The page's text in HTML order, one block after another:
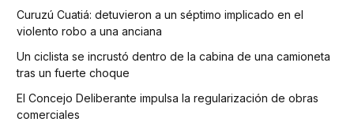
Curuzú Cuatiá: detuvieron a un séptimo implicado en el
violento robo a una anciana
Un ciclista se incrustó dentro de la cabina de una camioneta
tras un fuerte choque
El Concejo Deliberante impulsa la regularización de obras
comerciales